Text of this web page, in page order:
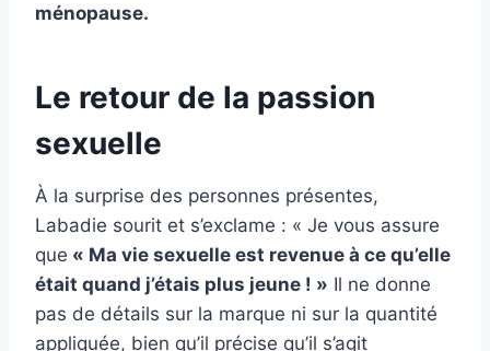
ménopause.
Le retour de la passion
sexuelle
À la surprise des personnes présentes,
Labadie sourit et s’exclame : « Je vous assure
que « Ma vie sexuelle est revenue à ce qu’elle
était quand j’étais plus jeune ! » Il ne donne
pas de détails sur la marque ni sur la quantité
appliquée, bien qu’il précise qu’il s’agit